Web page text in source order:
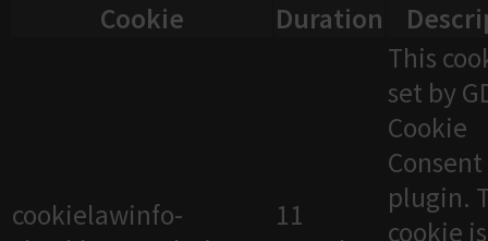
Cookie
Duration
cookielawinfo-
11
This
set by
Cookie
Consent
plugin.
cookie